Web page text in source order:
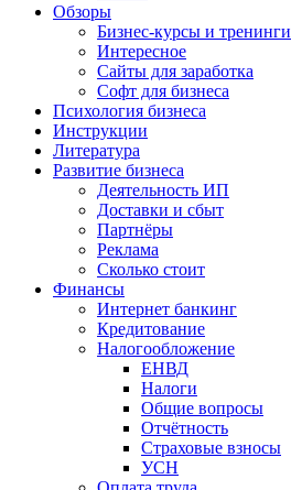
Обзоры
Бизнес-курсы и тренинги
Интересное
Сайты для заработка
Софт для бизнеса
Психология бизнеса
Инструкции
Литература
Развитие бизнеса
Деятельность ИП
Доставки и сбыт
Партнёры
Реклама
Сколько стоит
Финансы
Интернет банкинг
Кредитование
Налогообложение
ЕНВД
Налоги
Общие вопросы
Отчётность
Страховые взносы
УСН